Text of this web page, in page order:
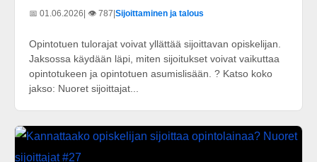
📅 01.06.2026 | 👁️ 787 Sijoittaminen ja talous
Opintotuen tulorajat voivat yllättää sijoittavan opiskelijan.
Jaksossa käydään läpi, miten sijoitukset voivat vaikuttaa
opintotukeen ja opintotuen asumislisään. ? Katso koko
jakso: Nuoret sijoittajat...